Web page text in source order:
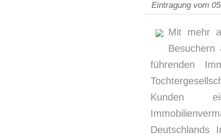
Eintragung vom
Mit mehr
führenden
Kunden
Deutschlands